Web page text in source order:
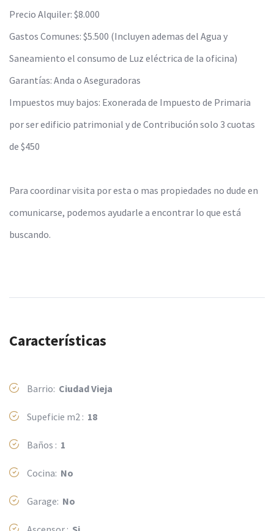
Precio Alquiler: $8.000
Gastos Comunes: $5.500 (Incluyen ademas del Agua y
Saneamiento el consumo de Luz eléctrica de la oficina)
Garantías: Anda o Aseguradoras
Impuestos muy bajos: Exonerada de Impuesto de Primaria
por ser edificio patrimonial y de Contribución solo 3 cuotas
de $450
Para coordinar visita por esta o mas propiedades no dude en
comunicarse, podemos ayudarle a encontrar lo que está
buscando.
Características
Barrio: Ciudad Vieja
Supeficie m2 : 18
Baños : 1
Cocina: No
Garage: No